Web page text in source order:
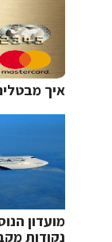
איך
מועדון
נקודות